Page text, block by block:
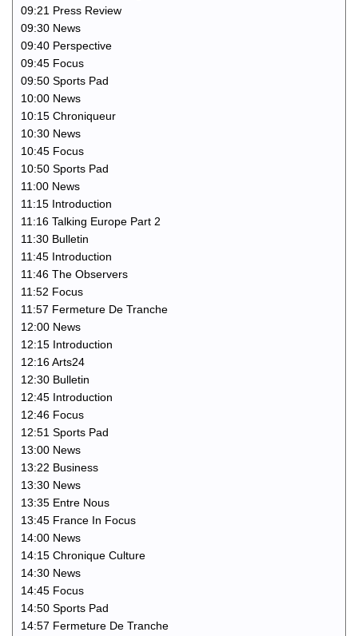
09:21 Press Review
09:30 News
09:40 Perspective
09:45 Focus
09:50 Sports Pad
10:00 News
10:15 Chroniqueur
10:30 News
10:45 Focus
10:50 Sports Pad
11:00 News
11:15 Introduction
11:16 Talking Europe Part 2
11:30 Bulletin
11:45 Introduction
11:46 The Observers
11:52 Focus
11:57 Fermeture De Tranche
12:00 News
12:15 Introduction
12:16 Arts24
12:30 Bulletin
12:45 Introduction
12:46 Focus
12:51 Sports Pad
13:00 News
13:22 Business
13:30 News
13:35 Entre Nous
13:45 France In Focus
14:00 News
14:15 Chronique Culture
14:30 News
14:45 Focus
14:50 Sports Pad
14:57 Fermeture De Tranche